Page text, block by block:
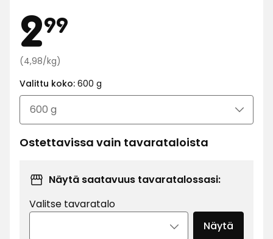
Hinta
299
€
(4,98/kg)
4,98
€
Valittu koko: 600 g
Ostettavissa vain tavarataloista
Näytä saatavuus tavaratalossasi:
Valitse tavaratalo
Näytä